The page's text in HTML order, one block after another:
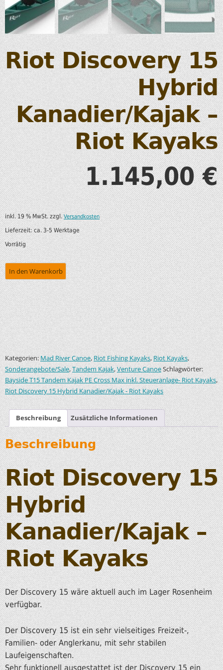
Riot Discovery 15
Hybrid
Kanadier/Kajak –
Riot Kayaks
1.145,00€
inkl. 19 % MwSt. zzgl.Versandkosten
Lieferzeit:ca. 3-5 Werktage
Vorrätig
In den Warenkorb
Kategorien:Mad River Canoe,Riot Fishing Kayaks,Riot Kayaks,
Sonderangebote/Sale,Tandem Kajak,Venture CanoeSchlagwörter:
Bayside T15 Tandem Kajak PE Cross Max inkl. Steueranlage- Riot Kayaks,
Riot Discovery 15 Hybrid Kanadier/Kajak - Riot Kayaks
Beschreibung Zusätzliche Informationen
Beschreibung
Riot Discovery 15
Hybrid
Kanadier/Kajak –
Riot Kayaks
Der Discovery 15 wäre aktuell auch im Lager Rosenheim
verfügbar.
Der Discovery 15 ist ein sehr vielseitiges Freizeit-,
Familien- oder Anglerkanu, mit sehr stabilen
Laufeigenschaften.
Sehr funktionell ausgestattet ist der Discovery 15 ein